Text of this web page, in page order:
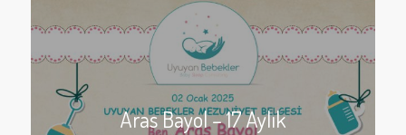
Aras Bayol – 17 Aylık